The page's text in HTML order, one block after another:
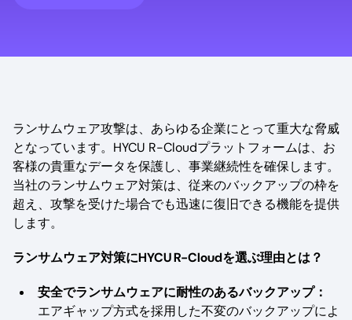
ランサムウェア攻撃は、あらゆる企業にとって重大な脅威
となっています。HYCU R-Cloudプラットフォームは、お
客様の貴重なデータを保護し、事業継続性を確保します。
当社のランサムウェア対策は、従来のバックアップの枠を
超え、攻撃を受けた場合でも迅速に復旧できる機能を提供
します。
ランサムウェア対策にHYCU R-Cloudを選ぶ理由とは？
安全でランサムウェアに耐性のあるバックアップ：
エアギャップ方式を採用した不変のバックアップによ